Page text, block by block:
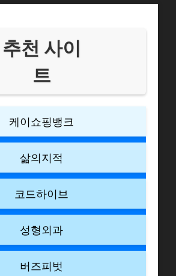
추천 사이
트
케이쇼핑뱅크
삶의지적
코드하이브
성형외과
버즈피벗